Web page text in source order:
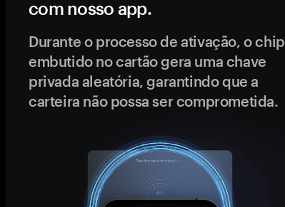
com nosso app.
Durante o processo de ativação, o chip
embutido no cartão gera uma chave
privada aleatória, garantindo que a
carteira não possa ser comprometida.